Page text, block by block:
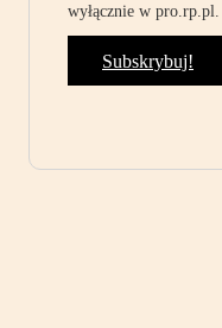
wyłącznie w pro.rp.pl.
Subskrybuj!